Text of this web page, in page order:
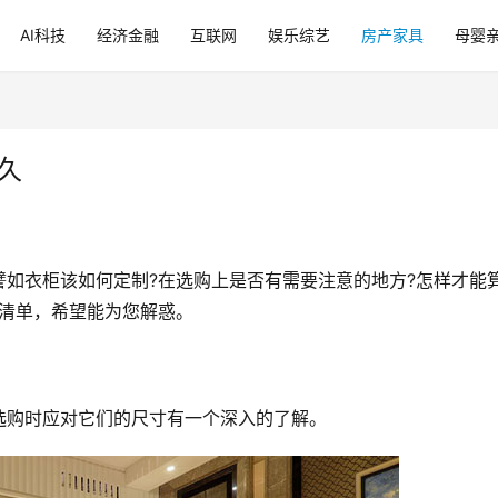
AI科技 经济金融 互联网 娱乐综艺 房产家具 母婴
柜该如何定制?在选购上是否有需要注意的地方?怎样才能
单，希望能为您解惑。
应对它们的尺寸有一个深入的了解。